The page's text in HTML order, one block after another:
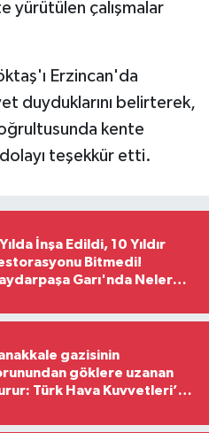
yürütülen çalışmalar
Erzincan'da
duyduklarını belirterek,
kente
teşekkür etti.
İnşa Edildi, 10 Yıldır
Bitmedi!
Garı'nda Neler
gazisinin
göklere uzanan
Türk Hava Kuvvetleri’nin